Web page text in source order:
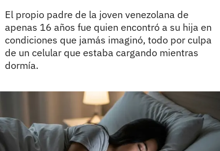
El propio padre de la joven venezolana de
apenas 16 años fue quien encontró a su hija en
condiciones que jamás imaginó, todo por culpa
de un celular que estaba cargando mientras
dormía.